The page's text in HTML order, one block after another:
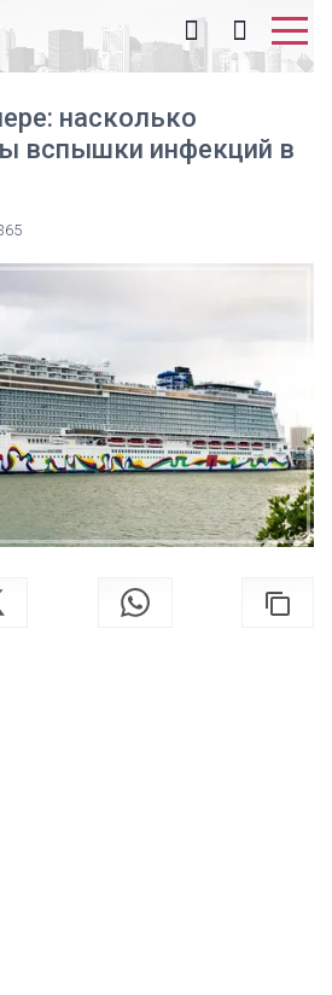
насколько
вспышки инфекций в